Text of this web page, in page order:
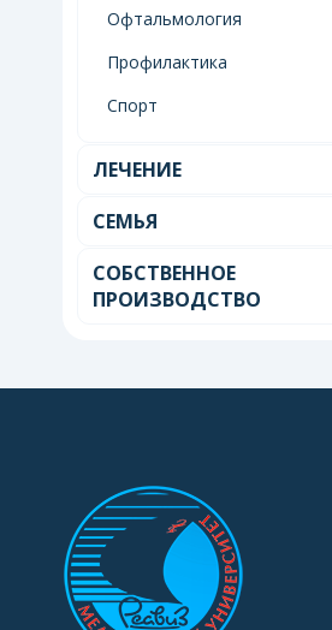
Офтальмология
Профилактика
Спорт
ЛЕЧЕНИЕ
СЕМЬЯ
СОБСТВЕННОЕ
ПРОИЗВОДСТВО